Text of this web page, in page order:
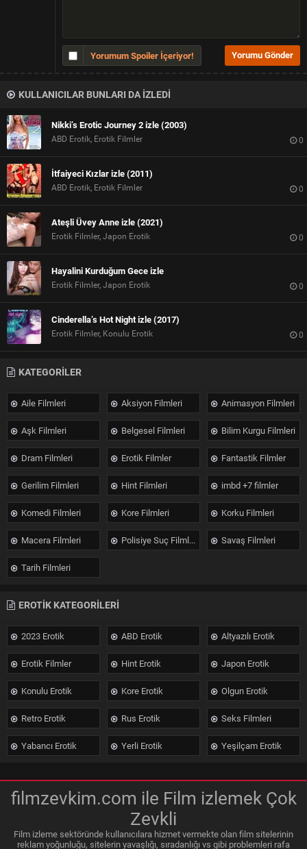
Yorumum Spoiler İçeriyor!
KULLANICILAR BUNLARI DA İZLEDİ
Nikki’s Erotic Journey 2 izle (2003)
ABD Erotik, Erotik Filmler 0
İtfaiyeci Kızlar izle (2011)
ABD Erotik, Erotik Filmler 0
Ateşli Üvey Anne izle (2021)
Erotik Filmler, Japon Erotik 0
Hayalini Kurduğum Gece izle
Erotik Filmler, Japon Erotik 0
Cinderella’s Hot Night izle (2017)
Erotik Filmler, Konulu Erotik 0
KATEGORİLER
Aile Filmleri Aksiyon Filmleri Animasyon Filmleri
Aşk Filmleri Belgesel Filmleri Bilim Kurgu Filmleri
Dram Filmleri Erotik Filmler Fantastik Filmler
Gerilim Filmleri Hint Filmleri imbd +7 filmler
Komedi Filmleri Kore Filmleri Korku Filmleri
Macera Filmleri Polisiye Suç Filmleri Savaş Filmleri
Tarih Filmleri
EROTİK KATEGORİLERİ
2023 Erotik ABD Erotik Altyazılı Erotik
Erotik Filmler Hint Erotik Japon Erotik
Konulu Erotik Kore Erotik Olgun Erotik
Retro Erotik Rus Erotik Seks Filmleri
Yabancı Erotik Yerli Erotik Yeşilçam Erotik
filmzevkim.com ile Film izlemek Çok
Zevkli
Film izleme sektöründe kullanıcılara hizmet vermekte olan film sitelerinin
reklam yoğunluğu, sitelerin yavaşlığı, sıradanlığı vs gibi problemleri rafa